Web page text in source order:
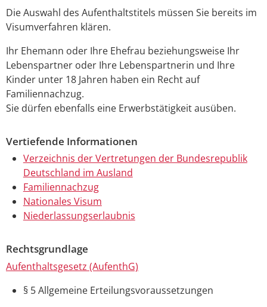
Die Auswahl des Aufenthaltstitels müssen Sie bereits im
Visumverfahren klären.
Ihr Ehemann oder Ihre Ehefrau beziehungsweise Ihr
Lebenspartner oder Ihre Lebenspartnerin und Ihre
Kinder unter 18 Jahren haben ein Recht auf
Familiennachzug.
Sie dürfen ebenfalls eine Erwerbstätigkeit ausüben.
Vertiefende Informationen
Verzeichnis der Vertretungen der Bundesrepublik
Deutschland im Ausland
Familiennachzug
Nationales Visum
Niederlassungserlaubnis
Rechtsgrundlage
Aufenthaltsgesetz (AufenthG)
§ 5Allgemeine Erteilungsvoraussetzungen